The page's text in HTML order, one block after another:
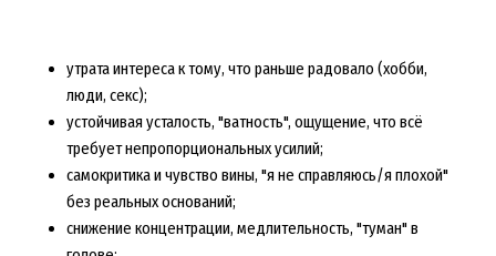
утрата интереса к тому, что раньше радовало (хобби,
люди, секс);
устойчивая усталость, "ватность", ощущение, что всё
требует непропорциональных усилий;
самокритика и чувство вины, "я не справляюсь/я плохой"
без реальных оснований;
снижение концентрации, медлительность, "туман" в